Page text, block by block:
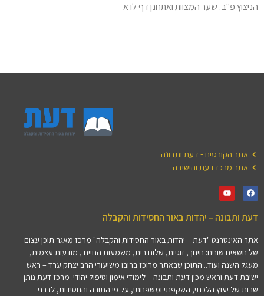
הניצוץ פ"ב. שער המצוות ואתחנן דף לו א
אתר הקורסים - דעת ותבונה
אתר מרכז דעת והישיבה
דעת ותבונה – יהדות באור החסידות והקבלה
אתר האינטרנט "דעת – יהדות באור החסידות והקבלה" מרכז מאגר תוכן עצום
של נושאים שונים: חינוך, זוגיות, שלום בית, משמעות החיים , מודעות עצמית,
מעגל השנה ועוד.. התוכן שבאתר מרוכז ברובו משיעורי הרב יצחק ערד – ראש
ישיבת דעת וראש מכון דעת ותבונה – לימודי אימון וטיפול יהודי. מרכז דעת נותן
שרות של יעוץ הלכתי, השקפתי ומשפחתי, על פי התורה והחסידות, לרבני